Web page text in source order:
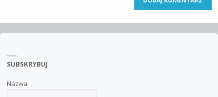
SUBSKRYBUJ
Nazwa